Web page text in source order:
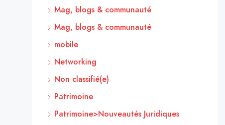
Mag, blogs & communauté
Mag, blogs & communauté
mobile
Networking
Non classifié(e)
Patrimoine
Patrimoine>Nouveautés Juridiques